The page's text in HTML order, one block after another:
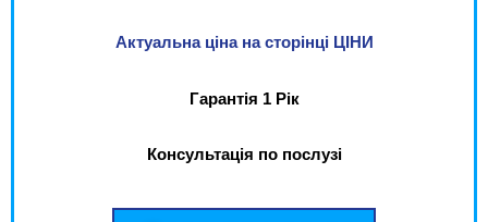
Актуальна ціна на сторінці ЦІНИ
Гарантія 1 Рік
Консультація по послузі